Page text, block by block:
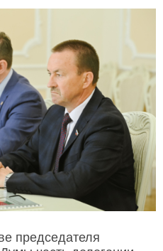
председателя